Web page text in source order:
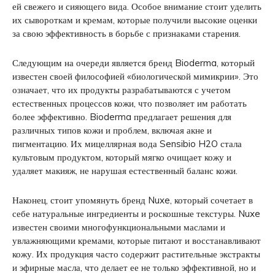
ей свежего и сияющего вида. Особое внимание стоит уделить
их сывороткам и кремам, которые получили высокие оценки
за свою эффективность в борьбе с признаками старения.
Следующим на очереди является бренд Bioderma, который
известен своей философией «биологической мимикрии». Это
означает, что их продукты разрабатываются с учетом
естественных процессов кожи, что позволяет им работать
более эффективно. Bioderma предлагает решения для
различных типов кожи и проблем, включая акне и
пигментацию. Их мицеллярная вода Sensibio H2O стала
культовым продуктом, который мягко очищает кожу и
удаляет макияж, не нарушая естественный баланс кожи.
Наконец, стоит упомянуть бренд Nuxe, который сочетает в
себе натуральные ингредиенты и роскошные текстуры. Nuxe
известен своими многофункциональными маслами и
увлажняющими кремами, которые питают и восстанавливают
кожу. Их продукция часто содержит растительные экстракты
и эфирные масла, что делает ее не только эффективной, но и